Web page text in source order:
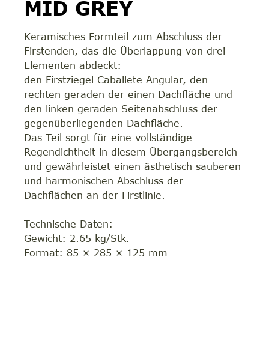
MID GREY
Keramisches Formteil zum Abschluss der
Firstenden, das die Überlappung von drei
Elementen abdeckt:
den Firstziegel Caballete Angular, den
rechten geraden der einen Dachfläche und
den linken geraden Seitenabschluss der
gegenüberliegenden Dachfläche.
Das Teil sorgt für eine vollständige
Regendichtheit in diesem Übergangsbereich
und gewährleistet einen ästhetisch sauberen
und harmonischen Abschluss der
Dachflächen an der Firstlinie.
Technische Daten:
Gewicht: 2.65 kg/Stk.
Format: 85 × 285 × 125 mm